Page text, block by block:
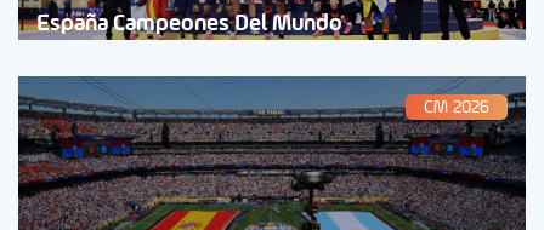
España Campeones Del Mundo
CM 2026